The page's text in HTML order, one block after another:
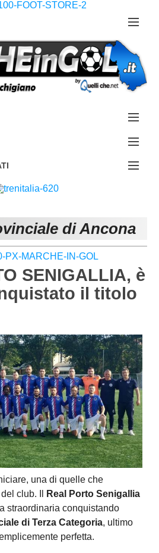
Carica la tua Rosa
di Ancona
SENIGALLIA, è
il titolo
una di quelle che
club. Il
Real Porto Senigallia
straordinaria conquistando
di Terza Categoria, ultimo
perfetta.